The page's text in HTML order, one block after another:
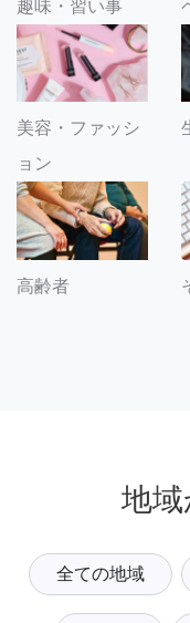
趣味・習い事
美容・ファッシ
ョン
高齢者
地
全ての地域